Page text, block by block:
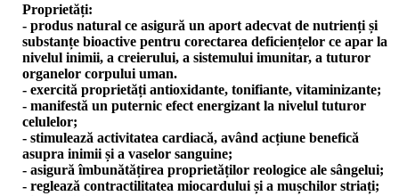
Proprietăți:
- produs natural ce asigură un aport adecvat de nutrienți și
substanțe bioactive pentru corectarea deficiențelor ce apar la
nivelul inimii, a creierului, a sistemului imunitar, a tuturor
organelor corpului uman.
- exercită proprietăți antioxidante, tonifiante, vitaminizante;
- manifestă un puternic efect energizant la nivelul tuturor
celulelor;
- stimulează activitatea cardiacă, având acțiune benefică
asupra inimii și a vaselor sanguine;
- asigură îmbunătățirea proprietăților reologice ale sângelui;
- reglează contractilitatea miocardului și a mușchilor striați;